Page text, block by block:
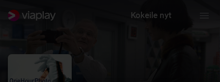
Kokeile nyt